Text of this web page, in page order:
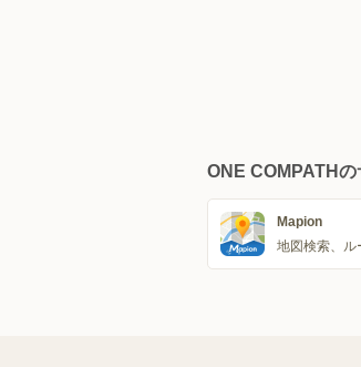
ONE COMPATHの
Mapion
地図検索、ル